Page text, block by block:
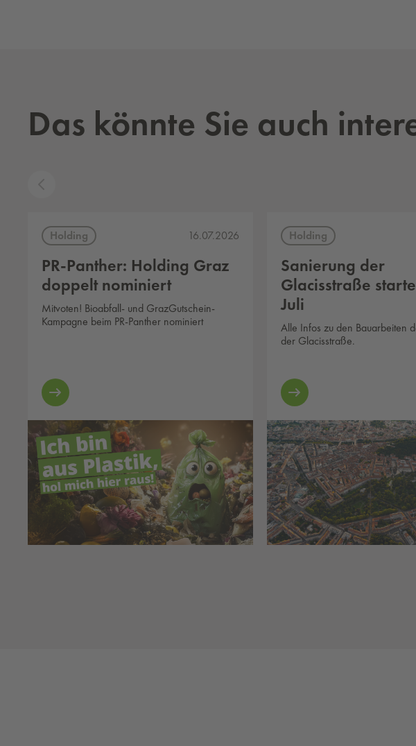
Das könnte Sie auch
Holding 16.07.2026
PR-Panther: Holding Graz
doppelt nominiert
Mitvoten! Bioabfall- und GrazGutschein-
Kampagne beim PR-Panther nominiert
Holding
Sanierung der
Glacisstraße
Juli
Alle Infos zu den Bauarbeiten
der Glacisstraße.